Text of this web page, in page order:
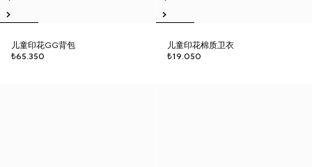
儿童印花GG背包
₺65.350
儿童印花棉质卫衣
₺19.050